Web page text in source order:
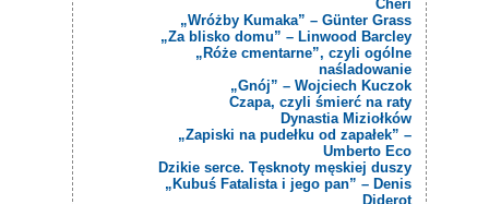
Cheri
„Wróżby Kumaka” – Günter Grass
„Za blisko domu” – Linwood Barcley
„Róże cmentarne”, czyli ogólne
naśladowanie
„Gnój” – Wojciech Kuczok
Czapa, czyli śmierć na raty
Dynastia Miziołków
„Zapiski na pudełku od zapałek” –
Umberto Eco
Dzikie serce. Tęsknoty męskiej duszy
„Kubuś Fatalista i jego pan” – Denis
Diderot